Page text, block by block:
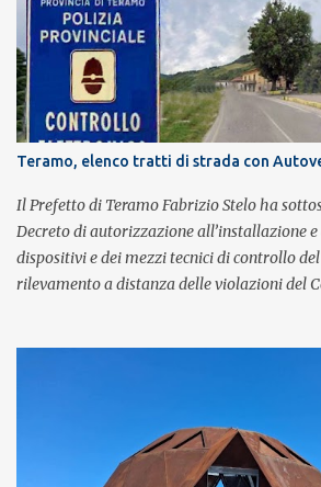
spettacolo si inserisce nell'ambito dei
Sant'Alfonso, il santo patrono della città. La
composta da Simone Fortuna alla batteria e
Palermo al basso e voce, Tiziano Giampieri
Salvo Vinci alla voce. Salvo Vinci è la voce
Brian May e Roger Taylor per il musical We
Teramo, elenco tratti di strada con
Il Prefetto di Teramo Fabrizio Stelo ha
Decreto di autorizzazione all’installazione
dispositivi e dei mezzi tecnici di controllo
rilevamento a distanza delle violazioni del
del C.d.S., in particolare del superamento
provvedimento, spiega il Prefetto, è stato